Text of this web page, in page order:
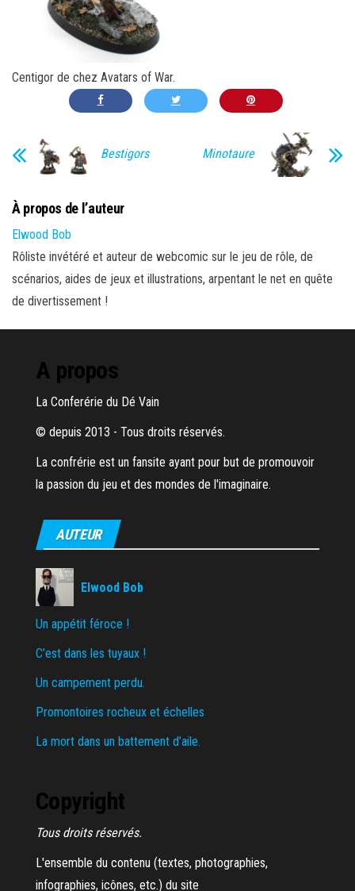
Centigor de chez Avatars of War.
Bestigors Minotaure
À propos de l’auteur
Elwood Bob
Rôliste invétéré et auteur de webcomic sur le jeu de rôle, de
scénarios, aides de jeux et illustrations, arpentant le net en quête
de divertissement !
A propos
La Conferérie du Dé Vain
© depuis 2013 - Tous droits réservés.
La confrérie est un fansite ayant pour but de promouvoir
la passion du jeu et des mondes de l'imaginaire.
AUTEUR
Elwood Bob
Un appétit féroce !
C’est dans les tuyaux !
Un campement perdu.
Promontoires rocheux et échelles
La mort dans un battement d’aile.
Copyright
Tous droits réservés.
L'ensemble du contenu (textes, photographies,
infographies, icônes, etc.) du site